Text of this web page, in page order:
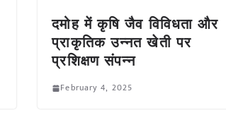
दमोह में कृषि जैव विविधता और
प्राकृतिक उन्नत खेती पर
प्रशिक्षण संपन्न
February 4, 2025